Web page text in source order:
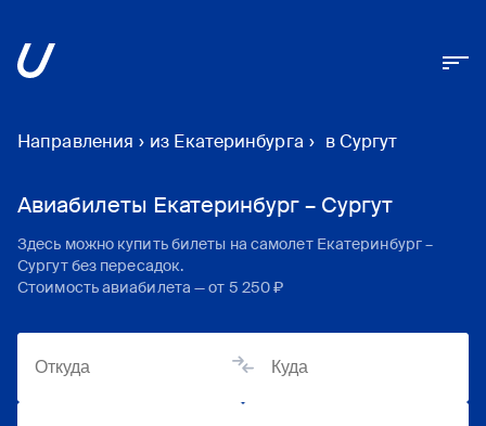
Направления › из Екатеринбурга › в Сургут
Авиабилеты Екатеринбург – Сургут
Здесь можно купить билеты на самолет Екатеринбург–
Сургутбез пересадок.
Стоимость авиабилета — от 5 250 ₽